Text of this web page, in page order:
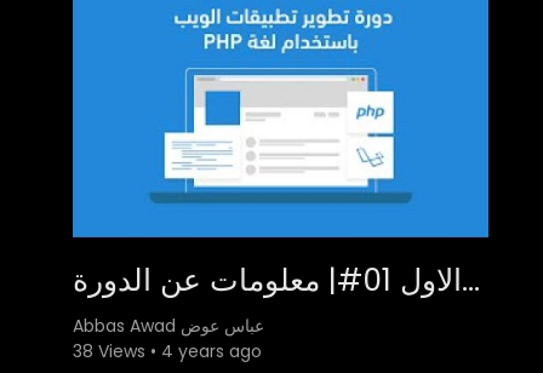
دورة إنشاء موقع و تطبيق مدونة لنشر المقالات مثل بلوجر والورد بريس الدرس الاول 01#| معلومات عن الدورة
Abbas Awad عباس عوض
38 Views • 4 years ago